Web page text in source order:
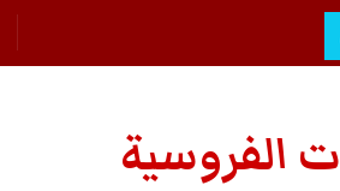
الفروسية